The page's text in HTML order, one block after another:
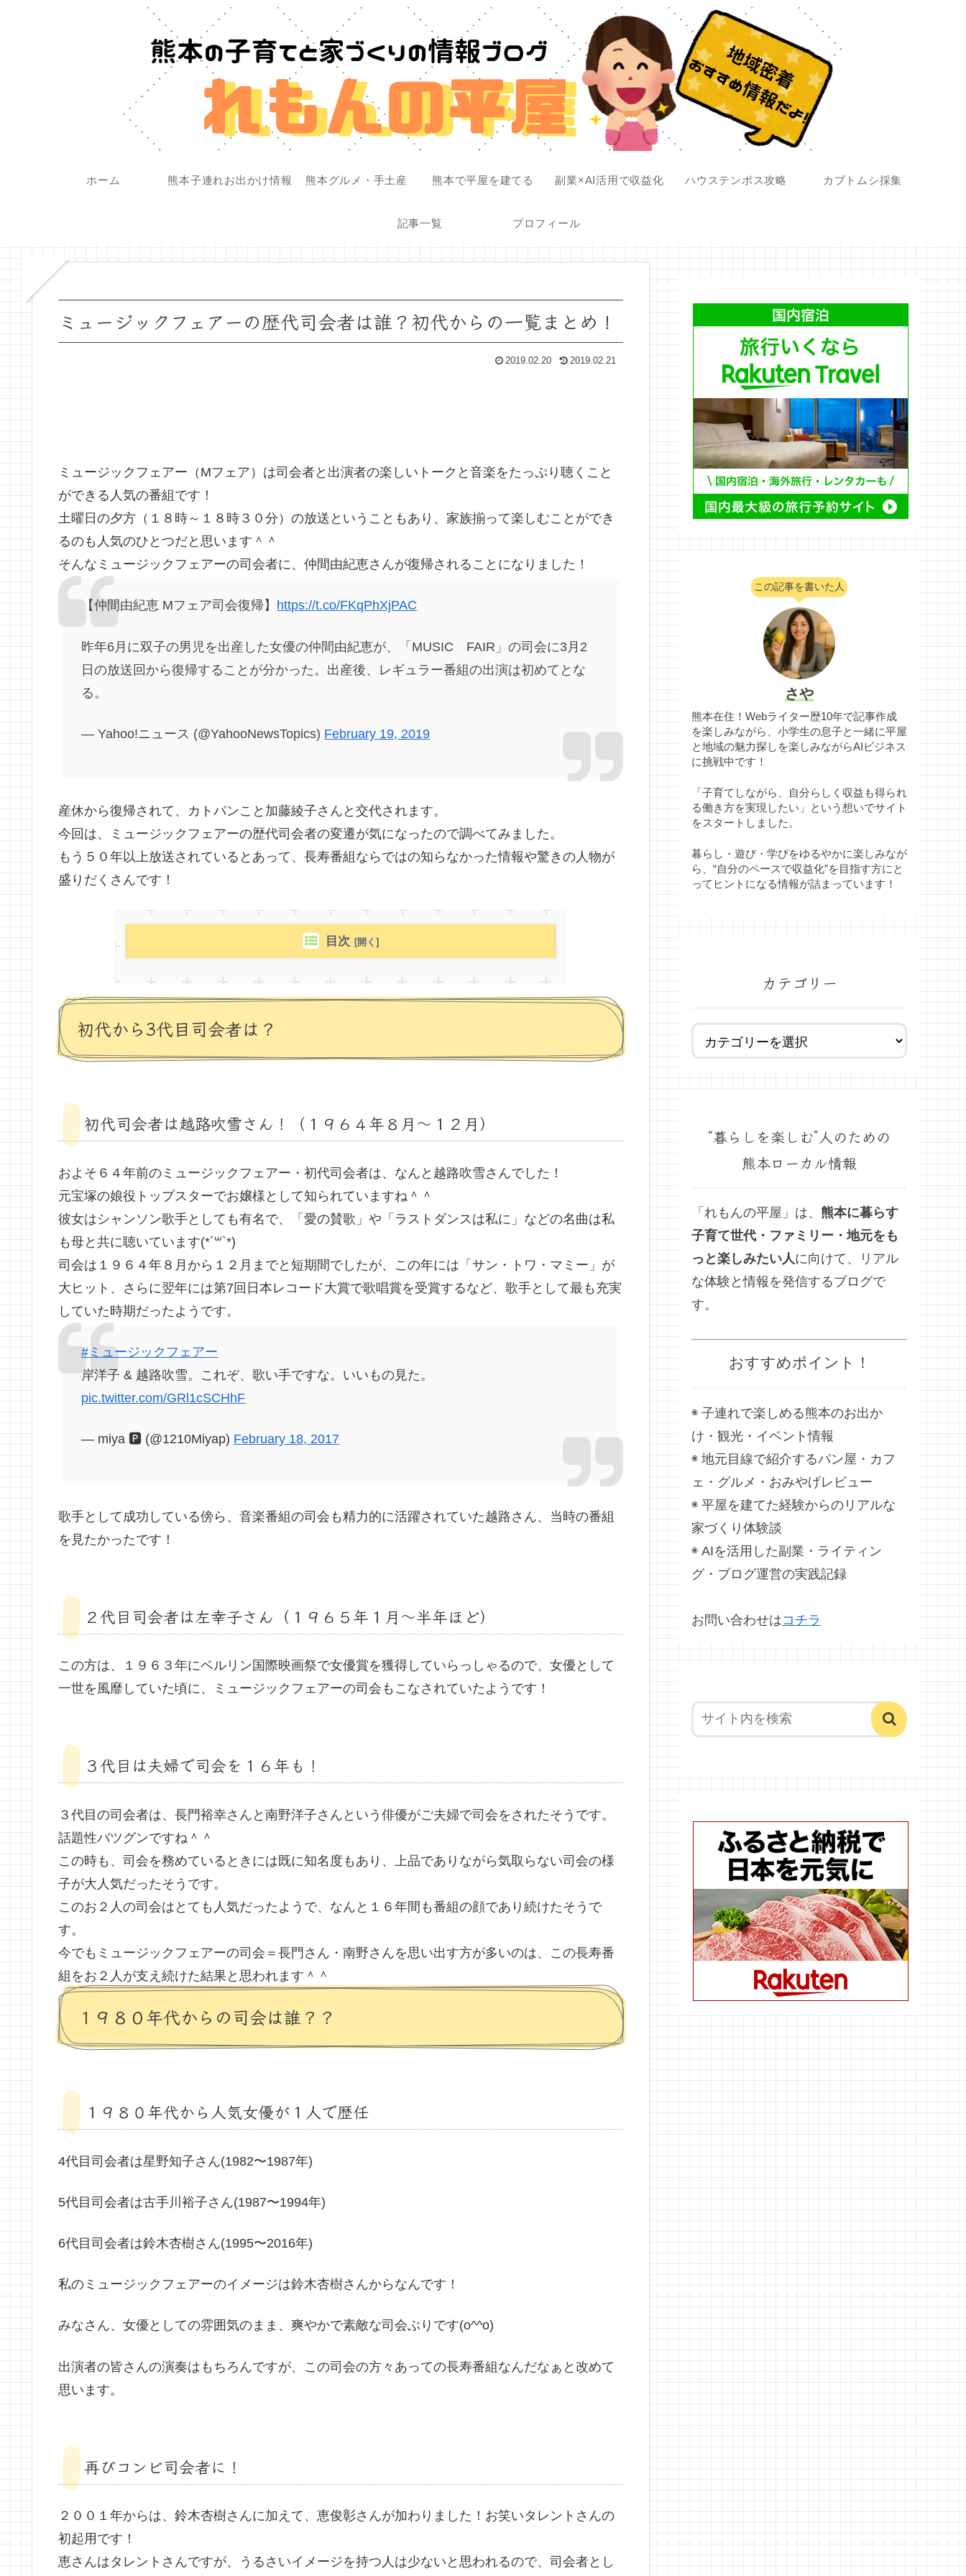
ホーム 熊本子連れお出かけ情報 熊本グルメ・手土産 熊本で平屋を建てる 副業×AI活用で収益化 ハウステンボス攻略 カブトムシ採集
記事一覧 プロフィール
ミュージックフェアーの歴代司会者は誰？初代からの一覧まとめ！
2019.02.20 2019.02.21
ミュージックフェアー（Mフェア）は司会者と出演者の楽しいトークと音楽をたっぷり聴くこと
ができる人気の番組です！
土曜日の夕方（１８時～１８時３０分）の放送ということもあり、家族揃って楽しむことができ
るのも人気のひとつだと思います＾＾
そんなミュージックフェアーの司会者に、仲間由紀恵さんが復帰されることになりました！
【仲間由紀恵 Mフェア司会復帰】 https://t.co/FKqPhXjPAC
昨年6月に双子の男児を出産した女優の仲間由紀恵が、「MUSIC FAIR」の司会に3月2
日の放送回から復帰することが分かった。出産後、レギュラー番組の出演は初めてとな
る。
— Yahoo!ニュース (@YahooNewsTopics) February 19, 2019
産休から復帰されて、カトパンこと加藤綾子さんと交代されます。
今回は、ミュージックフェアーの歴代司会者の変遷が気になったので調べてみました。
もう５０年以上放送されているとあって、長寿番組ならではの知らなかった情報や驚きの人物が
盛りだくさんです！
目次
初代から3代目司会者は？
初代司会者は越路吹雪さん！（１９６４年８月～１２月）
およそ６４年前のミュージックフェアー・初代司会者は、なんと越路吹雪さんでした！
元宝塚の娘役トップスターでお嬢様として知られていますね＾＾
彼女はシャンソン歌手としても有名で、「愛の賛歌」や「ラストダンスは私に」などの名曲は私
も母と共に聴いています(*´꒳`*)
司会は１９６４年８月から１２月までと短期間でしたが、この年には「サン・トワ・マミー」が
大ヒット、さらに翌年には第7回日本レコード大賞で歌唱賞を受賞するなど、歌手として最も充実
していた時期だったようです。
# ミュージックフェアー
岸洋子 & 越路吹雪。これぞ、歌い手ですな。いいもの見た。
pic.twitter.com/GRl1cSCHhF
— miya 🅿️ (@1210Miyap) February 18, 2017
歌手として成功している傍ら、音楽番組の司会も精力的に活躍されていた越路さん、当時の番組
を見たかったです！
２代目司会者は左幸子さん（１９６５年１月～半年ほど）
この方は、１９６３年にベルリン国際映画祭で女優賞を獲得していらっしゃるので、女優として
一世を風靡していた頃に、ミュージックフェアーの司会もこなされていたようです！
３代目は夫婦で司会を１６年も！
３代目の司会者は、長門裕幸さんと南野洋子さんという俳優がご夫婦で司会をされたそうです。
話題性バツグンですね＾＾
この時も、司会を務めているときには既に知名度もあり、上品でありながら気取らない司会の様
子が大人気だったそうです。
このお２人の司会はとても人気だったようで、なんと１６年間も番組の顔であり続けたそうで
す。
今でもミュージックフェアーの司会＝長門さん・南野さんを思い出す方が多いのは、この長寿番
組をお２人が支え続けた結果と思われます＾＾
１９８０年代からの司会は誰？？
１９８０年代から人気女優が１人で歴任
4代目司会者は星野知子さん(1982〜1987年)
5代目司会者は古手川裕子さん(1987〜1994年)
6代目司会者は鈴木杏樹さん(1995〜2016年)
私のミュージックフェアーのイメージは鈴木杏樹さんからなんです！
みなさん、女優としての雰囲気のまま、爽やかで素敵な司会ぶりです(o^^o)
出演者の皆さんの演奏はもちろんですが、この司会の方々あっての長寿番組なんだなぁと改めて
思います。
再びコンビ司会者に！
２００１年からは、鈴木杏樹さんに加えて、恵俊彰さんが加わりました！お笑いタレントさんの
初起用です！
恵さんはタレントさんですが、うるさいイメージを持つ人は少ないと思われるので、司会者とし
この記事を書いた人
さや
熊本在住！Webライター歴10年で記事作成
を楽しみながら、小学生の息子と一緒に平屋
と地域の魅力探しを楽しみながらAIビジネス
に挑戦中です！
「子育てしながら、自分らしく収益も得られ
る働き方を実現したい」という想いでサイト
をスタートしました。
暮らし・遊び・学びをゆるやかに楽しみなが
ら、“自分のペースで収益化”を目指す方にと
ってヒントになる情報が詰まっています！
カテゴリー
“暮らしを楽しむ”人のための
熊本ローカル情報
「れもんの平屋」は、 熊本に暮らす
子育て世代・ファミリー・地元をも
っと楽しみたい人に向けて、リアル
な体験と情報を発信するブログで
す。
おすすめポイント！
◉ 子連れで楽しめる熊本のお出か
け・観光・イベント情報
◉ 地元目線で紹介するパン屋・カフ
ェ・グルメ・おみやげレビュー
◉ 平屋を建てた経験からのリアルな
家づくり体験談
◉ AIを活用した副業・ライティン
グ・ブログ運営の実践記録
お問い合わせはコチラ